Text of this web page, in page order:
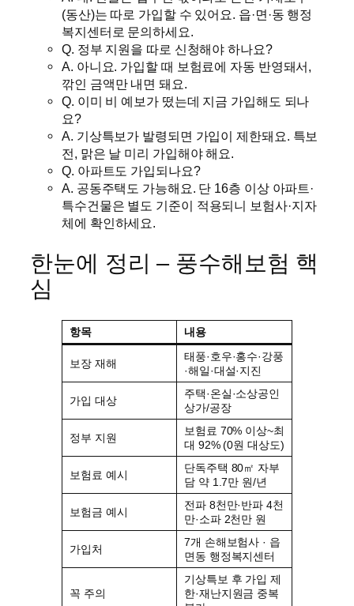
(동산)는 따로 가입할 수 있어요. 읍·면·동 행정
복지센터로 문의하세요.
Q. 정부 지원을 따로 신청해야 하나요?
A. 아니요. 가입할 때 보험료에 자동 반영돼서,
깎인 금액만 내면 돼요.
Q. 이미 비 예보가 떴는데 지금 가입해도 되나
요?
A. 기상특보가 발령되면 가입이 제한돼요. 특보
전, 맑은 날 미리 가입해야 해요.
Q. 아파트도 가입되나요?
A. 공동주택도 가능해요. 단 16층 이상 아파트·
특수건물은 별도 기준이 적용되니 보험사·지자
체에 확인하세요.
한눈에 정리 – 풍수해보험 핵
심
항목 내용
보장 재해
태풍·호우·홍수·강풍
·해일·대설·지진
가입 대상
주택·온실·소상공인
상가/공장
정부 지원
보험료 70% 이상~최
대 92% (0원 대상도)
보험료 예시
단독주택 80㎡ 자부
담 약 1.7만 원/년
보험금 예시
전파 8천만·반파 4천
만·소파 2천만 원
가입처
7개 손해보험사 · 읍
면동 행정복지센터
꼭 주의
기상특보 후 가입 제
한·재난지원금 중복